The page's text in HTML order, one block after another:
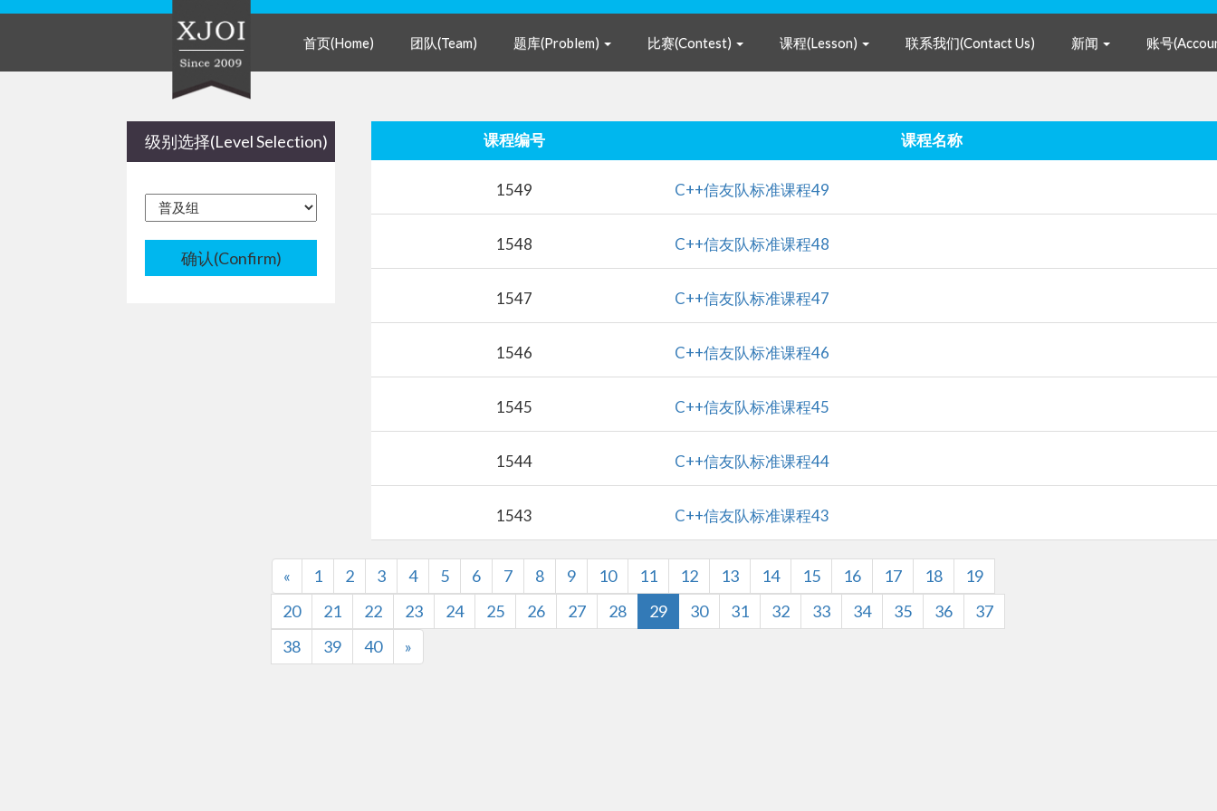
首页(Home) 团队(Team) 题库(Problem) 比赛(Contest) 课程(Lesson) 联系我们(Contact Us) 新闻 账号
级别选择(Level Selection)
确认(Confirm)
课程编号 课程名称
1549 C++信友队标准课程49
C++信友队标准课程48
1547 C++信友队标准课程47
1546 C++信友队标准课程46
1545 C++信友队标准课程45
1544 C++信友队标准课程44
« 1 2 3 4 5 6 7 8 9 10 11 12 13 14 15 16 17 18
19
20
21 22 23 24 25 26 27 28 29 30 31 32 33 34 35 36
37
38
39 40 »